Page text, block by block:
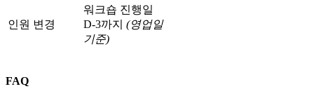
인원 변경
워크숍 진행일
D-3까지 (영업일
기준)
FAQ